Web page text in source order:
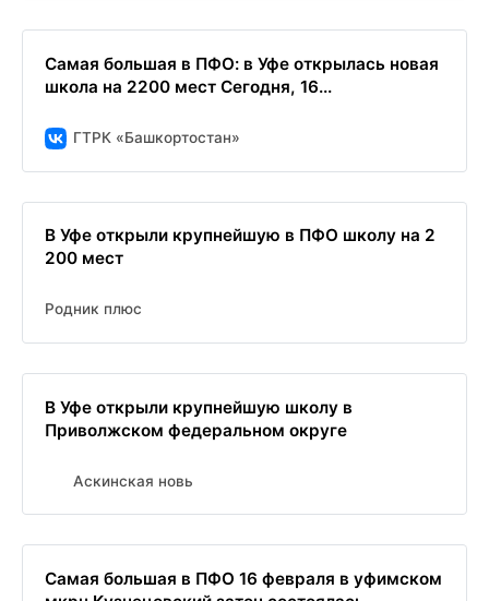
Самая большая в ПФО: в Уфе открылась новая
школа на 2200 мест Сегодня, 16...
ГТРК «Башкортостан»
В Уфе открыли крупнейшую в ПФО школу на 2
200 мест
Родник плюс
В Уфе открыли крупнейшую школу в
Приволжском федеральном округе
Аскинская новь
Самая большая в ПФО 16 февраля в уфимском